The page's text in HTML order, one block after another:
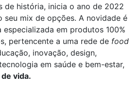
de história, inicia o ano de 2022
seu mix de opções. A novidade é
especializada em produtos 100%
pertencente a uma rede de food
inovação, design,
em saúde e bem-estar,
vida.